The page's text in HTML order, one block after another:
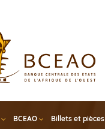
BCEAO Billets et pièces